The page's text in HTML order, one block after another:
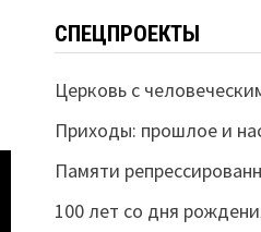
СПЕЦПРОЕКТЫ
Церковь с
Приходы: прошлое и
Памяти
100 лет со дня